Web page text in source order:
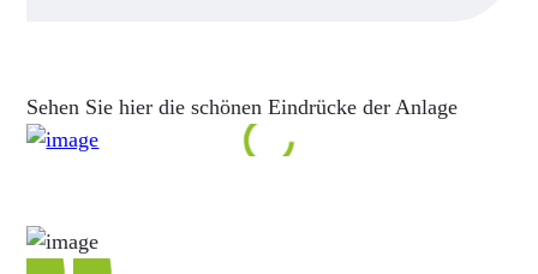
Sehen Sie hier die schönen Eindrücke der Anlage